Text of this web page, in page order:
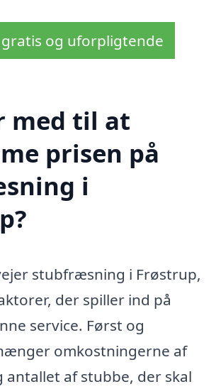
gratis og uforpligtende
med til at
prisen på
i
stubfræsning i Frøstrup,
der spiller ind på
service. Først og
omkostningerne af
antallet af stubbe, der skal